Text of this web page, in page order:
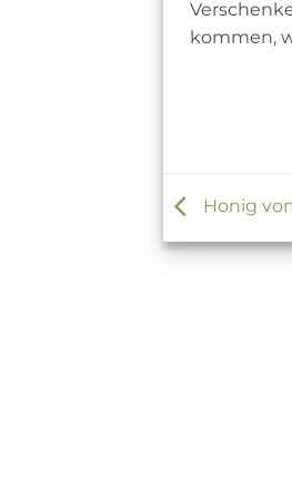
kommen,
Honig